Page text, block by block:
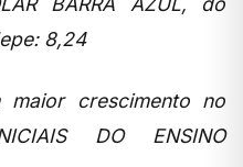
8,24
maior crescimento no
DO ENSINO